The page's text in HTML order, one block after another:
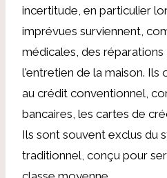
incertitude, en particulier
imprévues surviennent,
médicales, des
l'entretien de la maison. Ils
au crédit conventionnel,
bancaires, les cartes de
Ils sont souvent exclus du
traditionnel, conçu pour